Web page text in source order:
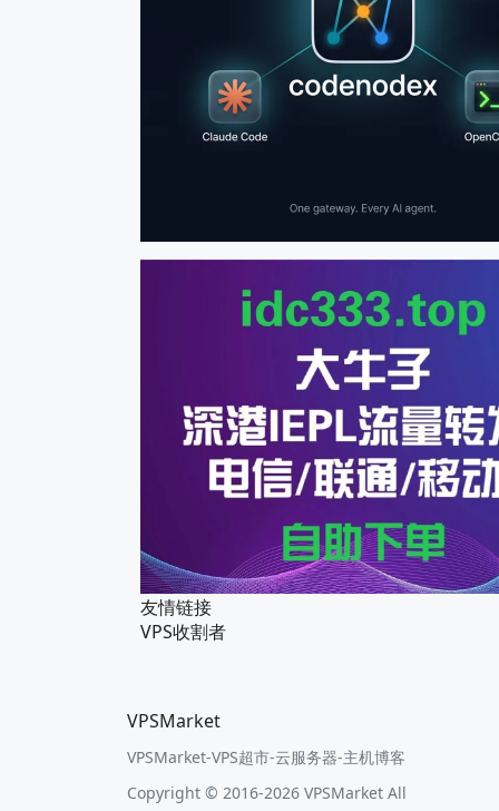
友情链接
VPS收割者
VPSMarket
VPSMarket-VPS超市-云服务器-主机博客
Copyright © 2016-2026 VPSMarket All